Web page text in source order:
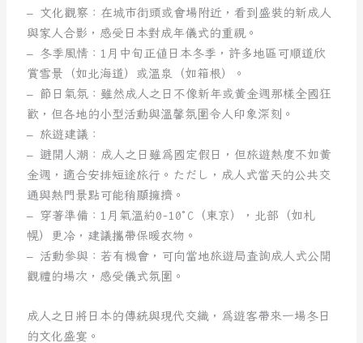
– 文化觀察：在城市街頭或會場附近，看到盛裝的新成人
與家人合影，感受日本對成年儀式的重視。
– 冬季風情：1月中旬正值日本冬季，許多地區可順道欣
賞雪景（如北海道）或溫泉（如箱根）。
– 節日氣氛：雖然成人之日不像新年或黃金週那樣全國狂
歡，但各地的小型活動與溫馨氛圍令人印象深刻。
– 旅遊建議：
– 避開人潮：成人之日雖為國定假日，但旅遊熱度不如黃
金週，適合安排短途旅行。ただし，成人式當天的公共交
通與熱門景點可能稍顯擁擠。
– 穿著準備：1月氣溫約0-10°C（東京），北部（如札
幌）更冷，建議攜帶保暖衣物。
– 活動參與：若有機會，可向當地旅遊局查詢成人式公開
觀禮的場次，感受儀式氛圍。
成人之日將日本的傳統與現代交織，為遊客帶來一場冬日
的文化盛宴。